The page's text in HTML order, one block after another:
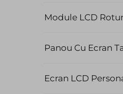
Module LCD
Panou Cu Ecran
Ecran LCD